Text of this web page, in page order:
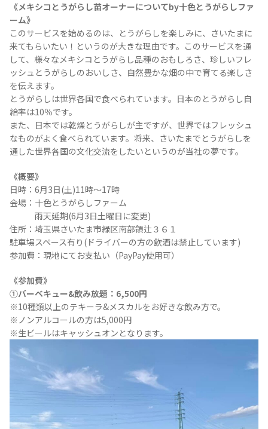
COPYRIGHT © JUAST All rights reserved.
《メキシコとうがらし苗オーナーについてby十色とうがらしファ
ーム》
このサービスを始めるのは、とうがらしを楽しみに、さいたまに
来てもらいたい！というのが大きな理由です。このサービスを通
して、様々なメキシコとうがらし品種のおもしろさ、珍しいフレ
ッシュとうがらしのおいしさ、自然豊かな畑の中で育てる楽しさ
を伝えます。
とうがらしは世界各国で食べられています。日本のとうがらし自
給率は10％です。
また、日本では乾燥とうがらしが主ですが、世界ではフレッシュ
なものがよく食べられています。将来、さいたまでとうがらしを
通した世界各国の文化交流をしたいというのが当社の夢です。
《概要》
日時：6月3日(土)11時〜17時
会場：十色とうがらしファーム
雨天延期(6月3日土曜日に変更)
住所：埼玉県さいたま市緑区南部領辻３６１
駐車場スペース有り(ドライバーの方の飲酒は禁止しています)
参加費：現地にてお支払い（PayPay使用可）
《参加費》
①バーベキュー&飲み放題：6,500円
※10種類以上のテキーラ&メスカルをお好きな飲み方で。
※ノンアルコールの方は5,000円
※生ビールはキャッシュオンとなります。